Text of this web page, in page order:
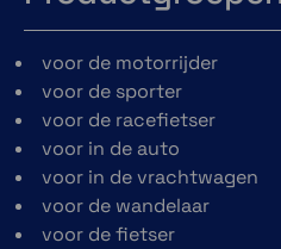
druk
eXtreme
voor de motorrijder
voor de sporter
voor de racefietser
voor in de auto
voor in de vrachtwagen
voor de wandelaar
voor de fietser